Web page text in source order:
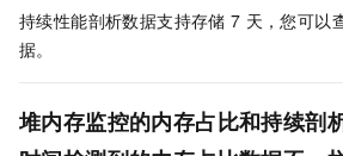
持续性能剖析数据支持存储 7 天，您可以
据。
堆内存监控的内存占比和持续剖